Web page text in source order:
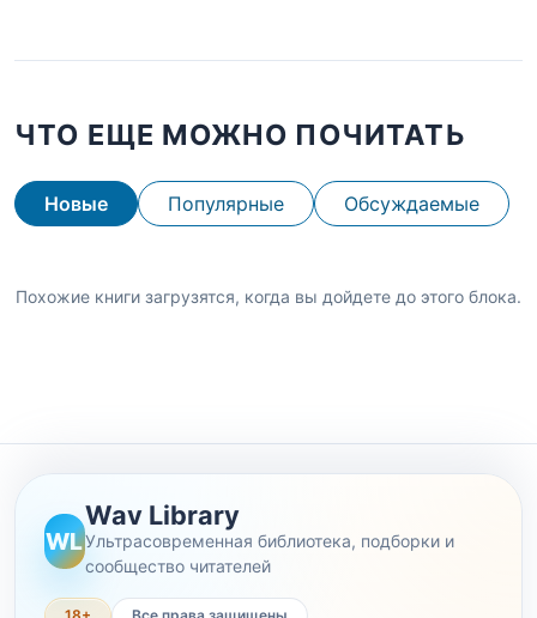
ЧТО ЕЩЕ МОЖНО ПОЧИТАТЬ
Новые Популярные Обсуждаемые
Похожие книги загрузятся, когда вы дойдете до этого блока.
WL
Wav Library
Ультрасовременная библиотека, подборки и
сообщество читателей